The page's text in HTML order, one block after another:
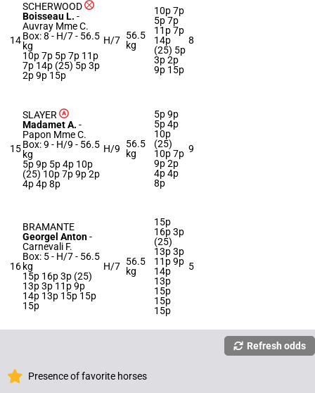
14
SCHERWOOD
Boisseau L. -
Auvray Mme C.
Box: 8 - H/7 - 56.5
kg
10p 7p 5p 7p 11p
7p 14p (25) 5p 3p
2p 9p 15p
H/7 56.5
kg
10p 7p
5p 7p
11p 7p
14p
(25) 5p
3p 2p
9p 15p
8
15
SLAYER
Madamet A. -
Papon Mme C.
Box: 9 - H/9 - 56.5
kg
5p 9p 5p 4p 10p
(25) 10p 7p 9p 2p
4p 4p 8p
H/9
56.5
kg
5p 9p
5p 4p
10p
(25)
10p 7p
9p 2p
4p 4p
8p
9
16
BRAMANTE
Georgel Anton-
Carnevali F.
Box: 5 - H/7 - 56.5
kg
15p 16p 3p (25)
13p 3p 11p 9p
14p 13p 15p 15p
15p
H/7 56.5
kg
15p
16p 3p
(25)
13p 3p
11p 9p
14p
13p
15p
15p
15p
5
Refresh odds
Presence of favorite horses